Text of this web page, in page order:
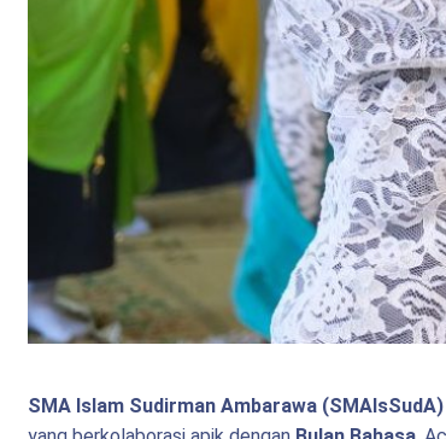
SMA Islam Sudirman Ambarawa (SMAIsSudA)